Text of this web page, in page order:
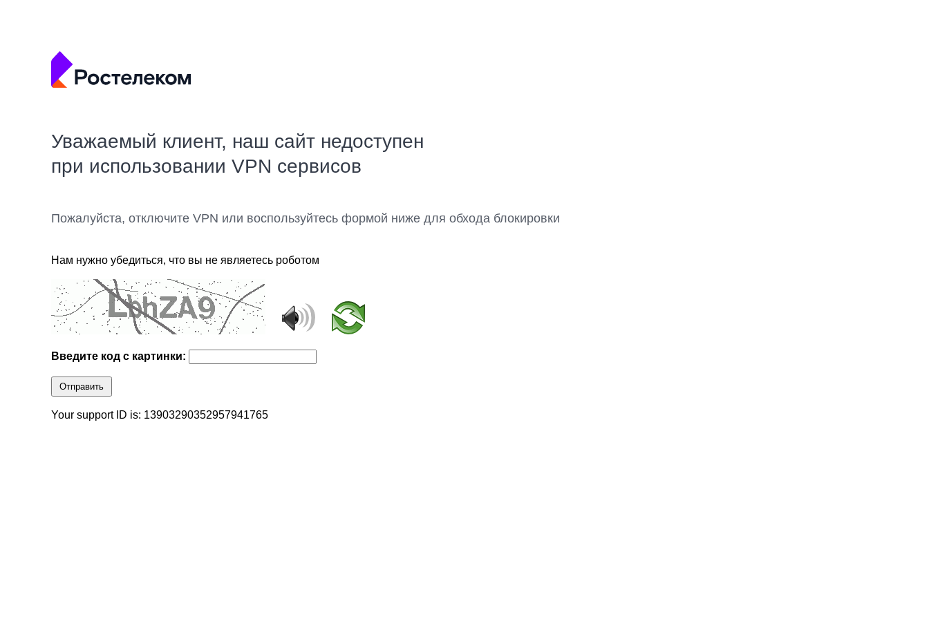
Уважаемый клиент, наш сайт недоступен
при использовании VPN сервисов
Пожалуйста, отключите VPN или воспользуйтесь формой ниже для обхода блокировки
Нам нужно убедиться, что вы не являетесь роботом
Введите код с картинки:
Отправить
Your support ID is: 13903290352957941765